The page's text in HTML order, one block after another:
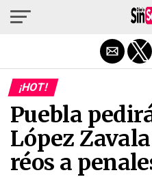
¡HOT!
Puebla
López
réos a
Salir de la